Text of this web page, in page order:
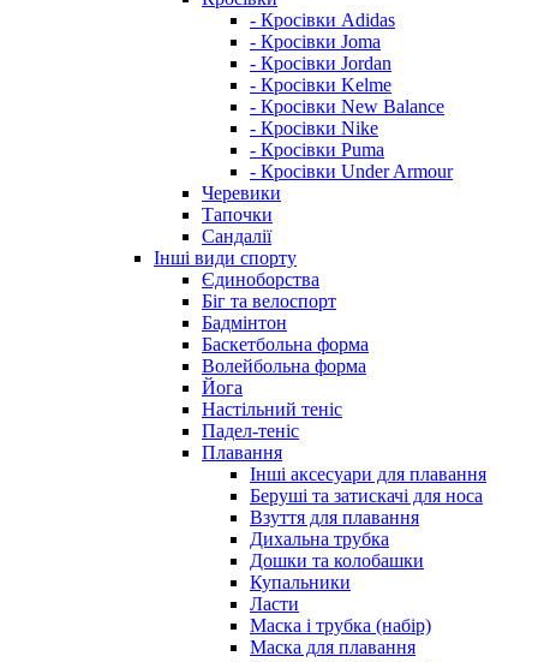
- Кросівки Adidas
- Кросівки Joma
- Кросівки Jordan
- Кросівки Kelme
- Кросівки New Balance
- Кросівки Nike
- Кросівки Puma
- Кросівки Under Armour
Черевики
Тапочки
Сандалії
Інші види спорту
Єдиноборства
Біг та велоспорт
Бадмінтон
Баскетбольна форма
Волейбольна форма
Йога
Настільний теніс
Падел-теніс
Плавання
Інші аксесуари для плавання
Беруші та затискачі для носа
Взуття для плавання
Дихальна трубка
Дошки та колобашки
Купальники
Ласти
Маска і трубка (набір)
Маска для плавання